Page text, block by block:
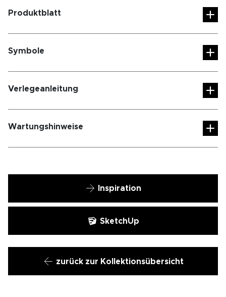
Produktblatt
Symbole
Verlegeanleitung
Wartungshinweise
zurück zur Kollektionsübersicht
Inspiration
SketchUp